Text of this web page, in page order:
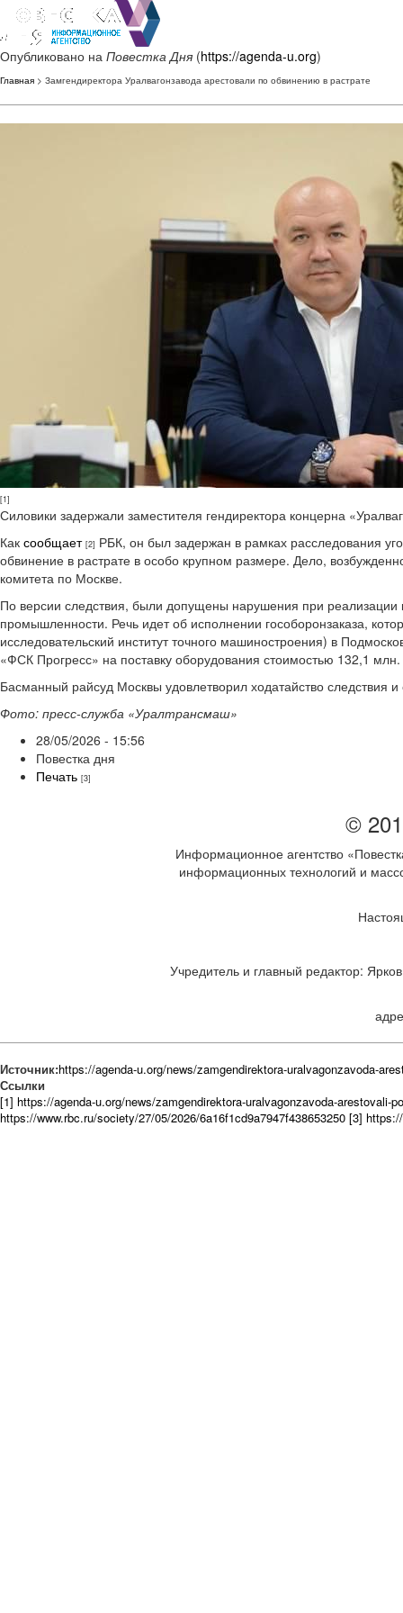
Опубликовано на Повестка Дня (https://agenda-u.org)
Главная > Замгендиректора Уралвагонзавода арестовали по обвинению в растрате
[1]
Силовики задержали заместителя гендиректора концерна
Как сообщает [2] РБК, он был задержан в рамках расследования
обвинение в растрате в особо крупном размере. Дело,
комитета по Москве.
По версии следствия, были допущены нарушения при реализации
промышленности. Речь идет об исполнении гособоронзаказа,
исследовательский институт точного машиностроения) в
«ФСК Прогресс» на поставку оборудования стоимостью 132,1
Басманный райсуд Москвы удовлетворил ходатайство следствия
Фото: пресс-служба «Уралтрансмаш»
28/05/2026 - 15:56
Повестка дня
Печать [3]
©
Информационное агентство
информационных технологий и
Учредитель и главный редактор:
Источник:https://agenda-u.org/news/zamgendirektora-uralvagonzavoda-
Ссылки
[1] https://agenda-u.org/news/zamgendirektora-uralvagonzavoda-arestovali-
https://www.rbc.ru/society/27/05/2026/6a16f1cd9a7947f438653250 [3]